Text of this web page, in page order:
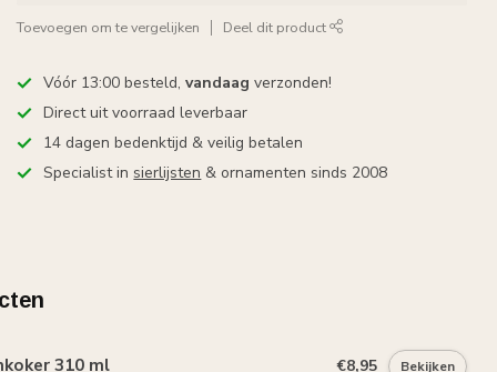
Toevoegen om te vergelijken Deel dit product
Vóór 13:00 besteld,vandaag verzonden!
Direct uit voorraad leverbaar
14 dagen bedenktijd & veilig betalen
Specialist in sierlijsten & ornamenten sinds 2008
310 ml €8,95 Bekijken